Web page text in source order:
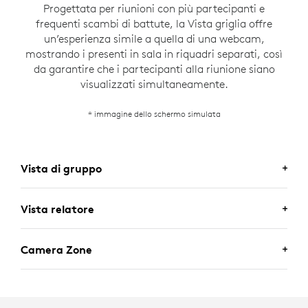
Progettata per riunioni con più partecipanti e
frequenti scambi di battute, la Vista griglia offre
un’esperienza simile a quella di una webcam,
mostrando i presenti in sala in riquadri separati, così
da garantire che i partecipanti alla riunione siano
visualizzati simultaneamente.
* immagine dello schermo simulata
Vista di gruppo
Vista relatore
Camera Zone